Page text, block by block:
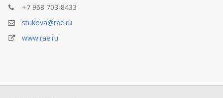
+7 968 703-8433
stukova@rae.ru
www.rae.ru